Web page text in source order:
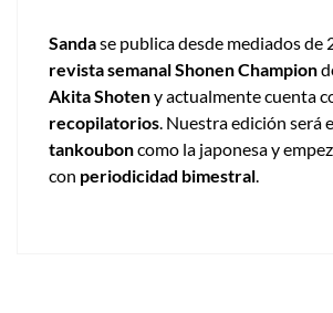
Sandase publica desde mediados de
revista semanal Shonen Champion
Akita Shoteny actualmente cuenta
recopilatorios. Nuestra edición será
tankouboncomo la japonesa y
con periodicidad bimestral.